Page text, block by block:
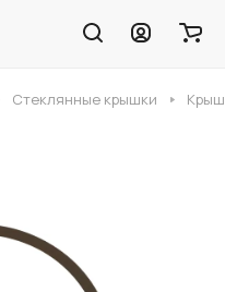
Стеклянные крышки